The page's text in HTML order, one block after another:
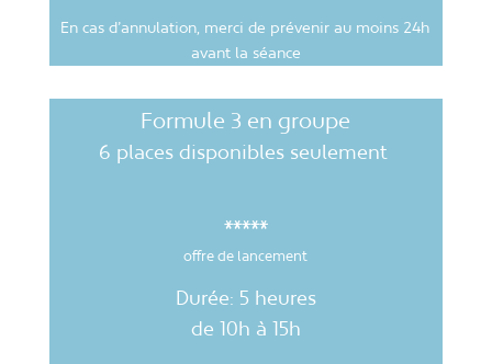
En cas d’annulation, merci de prévenir au moins 24h
avant la séance
Formule 3 en groupe
6 places disponibles seulement
*****
offre de lancement
Durée: 5 heures
de 10h à 15h